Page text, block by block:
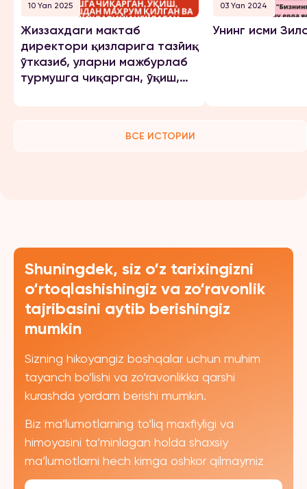
10 Yan 2025
Жиззахдаги мактаб
директори қизларига тазйиқ
ўтказиб, уларни мажбурлаб
турмушга чиқарган, ўқиш,
03 Yan 2024
Унинг исми
ВСЕ ИСТОРИИ
Shuningdek, siz o‘z tarixingizni
o‘rtoqlashishingiz va zo‘ravonlik
tajribasini aytib berishingiz
mumkin
Sizning hikoyangiz boshqalar uchun muhim
tayanch bo‘lishi va zo‘ravonlikka qarshi
kurashda yordam berishi mumkin.
Biz ma’lumotlarning to‘liq maxfiyligi va
himoyasini ta’minlagan holda shaxsiy
ma’lumotlarni hech kimga oshkor qilmaymiz